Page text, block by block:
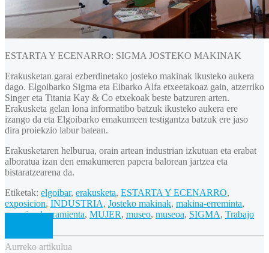
ESTARTA Y ECENARRO: SIGMA JOSTEKO MAKINAK
Erakusketan garai ezberdinetako josteko makinak ikusteko aukera
dago. Elgoibarko Sigma eta Eibarko Alfa etxeetakoaz gain, atzerriko
Singer eta Titania Kay & Co etxekoak beste batzuren arten.
Erakusketa gelan lona informatibo batzuk ikusteko aukera ere
izango da eta Elgoibarko emakumeen testigantza batzuk ere jaso
dira proiekzio labur batean.
Erakusketaren helburua, orain artean industrian izkutuan eta erabat
alboratua izan den emakumeren papera balorean jartzea eta
bistaratzearena da.
Etiketak: elgoibar, erakusketa, ESTARTA Y ECENARRO,
exposicion, INDUSTRIA, Josteko makinak, makina-erreminta,
maquina-herramienta, MUJER, museo, museoa, SIGMA, Trabajo
Aurreko artikulua